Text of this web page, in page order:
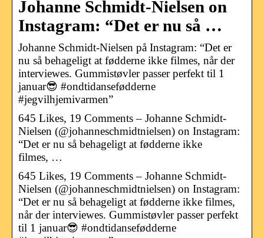
Johanne Schmidt-Nielsen on
Instagram: “Det er nu så …
Johanne Schmidt-Nielsen på Instagram: “Det er
nu så behageligt at fødderne ikke filmes, når der
interviewes. Gummistøvler passer perfekt til 1
januar😎 #ondtidansefødderne
#jegvilhjemivarmen”
645 Likes, 19 Comments – Johanne Schmidt-
Nielsen (@johanneschmidtnielsen) on Instagram:
“Det er nu så behageligt at fødderne ikke
filmes, …
645 Likes, 19 Comments – Johanne Schmidt-
Nielsen (@johanneschmidtnielsen) on Instagram:
“Det er nu så behageligt at fødderne ikke filmes,
når der interviewes. Gummistøvler passer perfekt
til 1 januar😎 #ondtidansefødderne